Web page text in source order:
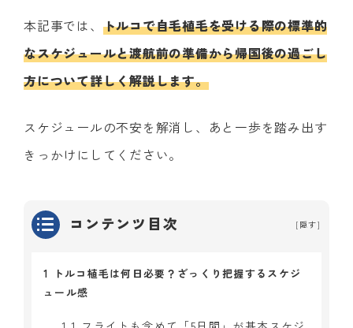
本記事では、 トルコで自毛植毛を受ける際の標準的
なスケジュールと渡航前の準備から帰国後の過ごし
方について詳しく解説します。
スケジュールの不安を解消し、あと一歩を踏み出す
きっかけにしてください。
コンテンツ目次 [ 隠す]
1
トルコ植毛は何日必要？ざっくり把握するスケジ
ュール感